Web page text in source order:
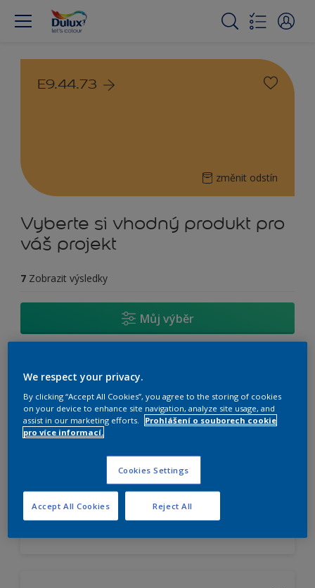
E9.44.73
změnit odstín
Vyberte si vhodný produkt pro
váš projekt
7 Zobrazit výsledky
Můj výběr
Dulux Trade Vinyl Matt
Omyvatelný
Vysoká otěruodolnost
K dispozici pouze v obchodě
We respect your privacy.
By clicking “Accept All Cookies”, you agree to the storing of cookies
on your device to enhance site navigation, analyze site usage, and
assist in our marketing efforts.
Prohlášení o souborech cookie
pro více informací.
Cookies Settings
Reject All
Accept All Cookies